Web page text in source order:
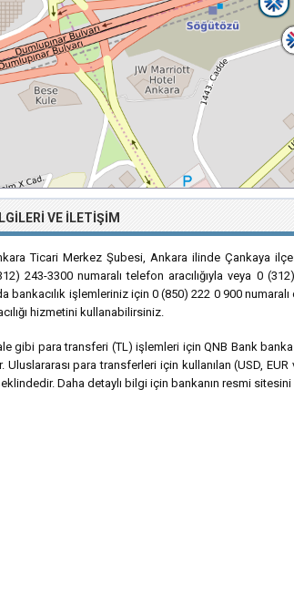
VE İLETIŞIM
Ticari Merkez Şubesi, Ankara ilinde Çankaya
243-3300 numaralı telefon aracılığıyla veya 0
bankacılık işlemleriniz için 0 (850) 222 0 900
hizmetini kullanabilirsiniz.
gibi para transferi (TL) işlemleri için QNB Bank
Uluslararası para transferleri için kullanılan (USD,
Daha detaylı bilgi için bankanın resmi